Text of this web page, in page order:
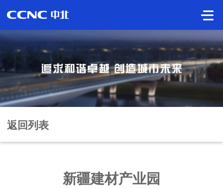
返回列表
新疆建材产业园